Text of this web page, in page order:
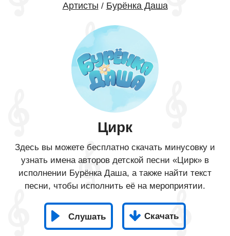
Артисты / Бурёнка Даша
Цирк
Здесь вы можете бесплатно скачать минусовку и
узнать имена авторов детской песни «Цирк» в
исполнении Бурёнка Даша, а также найти текст
песни, чтобы исполнить её на мероприятии.
Слушать Скачать